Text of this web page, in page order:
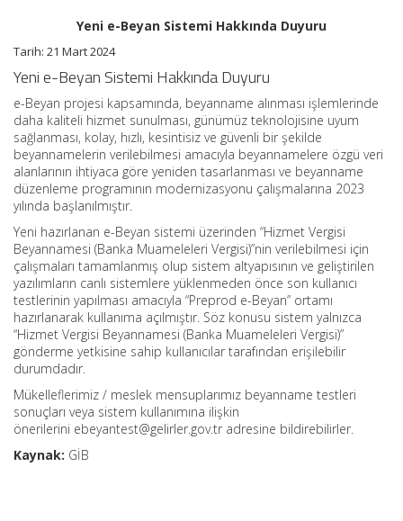
Yeni e-Beyan Sistemi Hakkında Duyuru
Tarih: 21 Mart 2024
Yeni e-Beyan Sistemi Hakkında Duyuru
e-Beyan projesi kapsamında, beyanname alınması işlemlerinde
daha kaliteli hizmet sunulması, günümüz teknolojisine uyum
sağlanması, kolay, hızlı, kesintisiz ve güvenli bir şekilde
beyannamelerin verilebilmesi amacıyla beyannamelere özgü veri
alanlarının ihtiyaca göre yeniden tasarlanması ve beyanname
düzenleme programının modernizasyonu çalışmalarına 2023
yılında başlanılmıştır.
Yeni hazırlanan e-Beyan sistemi üzerinden “Hizmet Vergisi
Beyannamesi (Banka Muameleleri Vergisi)”nin verilebilmesi için
çalışmaları tamamlanmış olup sistem altyapısının ve geliştirilen
yazılımların canlı sistemlere yüklenmeden önce son kullanıcı
testlerinin yapılması amacıyla “Preprod e-Beyan” ortamı
hazırlanarak kullanıma açılmıştır. Söz konusu sistem yalnızca
“Hizmet Vergisi Beyannamesi (Banka Muameleleri Vergisi)”
gönderme yetkisine sahip kullanıcılar tarafından erişilebilir
durumdadır.
Mükelleflerimiz / meslek mensuplarımız beyanname testleri
sonuçları veya sistem kullanımına ilişkin
önerilerini ebeyantest@gelirler.gov.tr adresine bildirebilirler.
Kaynak: GİB